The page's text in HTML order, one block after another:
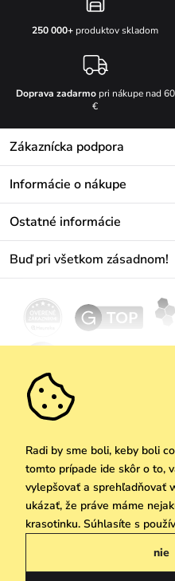
250 000+ produktov skladom
Doprava zadarmopri nákupe nad 60
€
Zákaznícka podpora
info@vuch.sk
Informácie o nákupe
Materiály a údržba
Vrátenie a reklamácia
Ostatné informácie
Darčekové poukazy
We Care
Vuchlook
Predajne
Buď pri všetkom zásadnom!
Copyright © 2026 Vuch s.r.o. Všetky
Radi by sme boli, keby boli
tomto prípade ide skôr o to,
vylepšovať a sprehľadňovať
ukázať, že práve máme
krasotinku. Súhlasíte s
nie